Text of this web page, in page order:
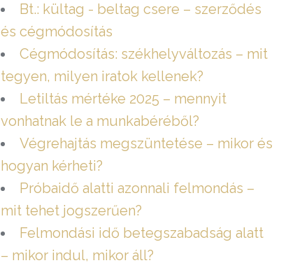
Bt.: kültag - beltag csere – szerződés
és cégmódosítás
Cégmódosítás: székhelyváltozás – mit
tegyen, milyen iratok kellenek?
Letiltás mértéke 2025 – mennyit
vonhatnak le a munkabéréből?
Végrehajtás megszüntetése – mikor és
hogyan kérheti?
Próbaidő alatti azonnali felmondás –
mit tehet jogszerűen?
Felmondási idő betegszabadság alatt
– mikor indul, mikor áll?